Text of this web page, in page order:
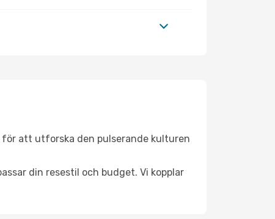
för att utforska den pulserande kulturen
din resestil och budget. Vi kopplar